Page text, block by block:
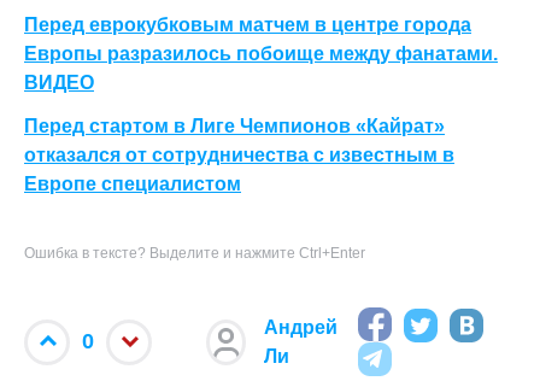
Перед еврокубковым матчем в центре города
Европы разразилось побоище между фанатами.
ВИДЕО
Перед стартом в Лиге Чемпионов «Кайрат»
отказался от сотрудничества с известным в
Европе специалистом
Ошибка в тексте? Выделите и нажмите Ctrl+Enter
0
Андрей
Ли